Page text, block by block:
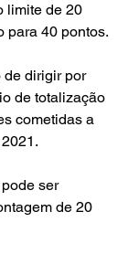
limite de 20
para 40 pontos.
de dirigir por
de totalização
cometidas a
ser
de 20